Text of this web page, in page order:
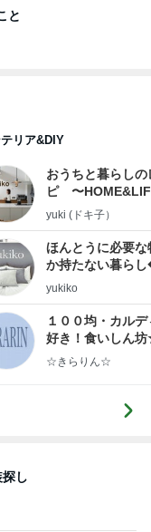
と
リア&DIY
おうちと暮らしの
ピ 〜
yuki (ドキ子）
ほんとうに必要な
か持たない暮ら
ep Life Simple◆
yukiko
１００均・カルデ
好き！食いしん
らりん☆のブログ
☆きらりん☆
し